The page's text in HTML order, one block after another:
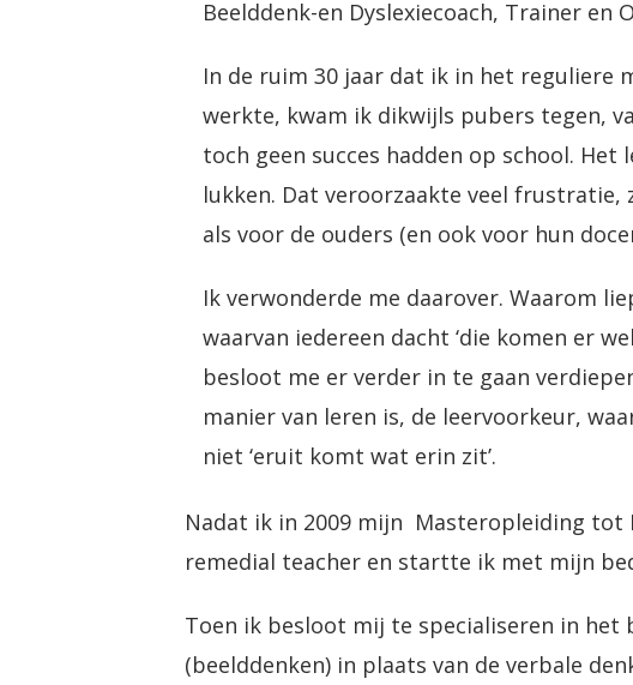
Beelddenk-en Dyslexiecoach, Trainer en
In de ruim 30 jaar dat ik in het reguliere
werkte, kwam ik dikwijls pubers tegen,
toch geen succes hadden op school. Het
lukken. Dat veroorzaakte veel frustratie,
als voor de ouders (en ook voor hun
Ik verwonderde me daarover. Waarom
waarvan iedereen dacht ‘die komen er
besloot me er verder in te gaan
manier van leren is, de leervoorkeur,
niet ‘eruit komt wat erin zit’.
Nadat ik in 2009 mijn Masteropleiding tot
remedial teacher en startte ik met mijn
Toen ik besloot mij te specialiseren in het
(beelddenken) in plaats van de verbale